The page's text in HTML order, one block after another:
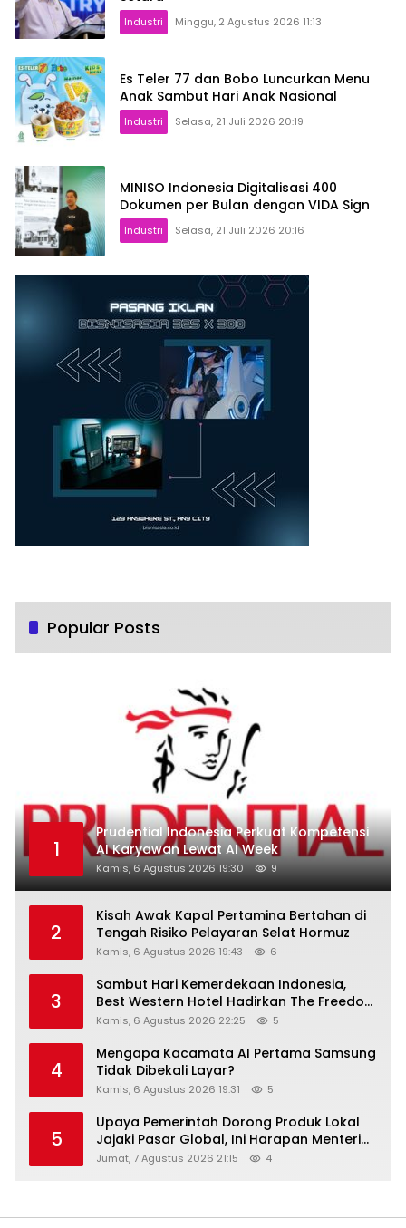
Industri Minggu, 2 Agustus 2026 11:13
Es Teler 77 dan Bobo Luncurkan Menu
Anak Sambut Hari Anak Nasional
Industri Selasa, 21 Juli 2026 20:19
MINISO Indonesia Digitalisasi 400
Dokumen per Bulan dengan VIDA Sign
Industri Selasa, 21 Juli 2026 20:16
Popular Posts
1
Prudential Indonesia Perkuat Kompetensi
AI Karyawan Lewat AI Week
Kamis, 6 Agustus 2026 19:30 9
2
Kisah Awak Kapal Pertamina Bertahan di
Tengah Risiko Pelayaran Selat Hormuz
Kamis, 6 Agustus 2026 19:43 6
3
Sambut Hari Kemerdekaan Indonesia,
Best Western Hotel Hadirkan The Freedom
Stay Diskon Hingga 45%
Kamis, 6 Agustus 2026 22:25 5
4
Mengapa Kacamata AI Pertama Samsung
Tidak Dibekali Layar?
Kamis, 6 Agustus 2026 19:31 5
5
Upaya Pemerintah Dorong Produk Lokal
Jajaki Pasar Global, Ini Harapan Menteri
Perindustrian RI Lewat ILT dan IGT Expo
Jumat, 7 Agustus 2026 21:15 4